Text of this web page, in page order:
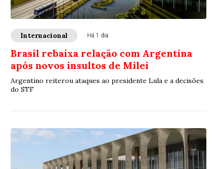
Internacional Há 1 dia
Brasil rebaixa relação com Argentina
após novos insultos de Milei
Argentino reiterou ataques ao presidente Lula e a decisões
do STF